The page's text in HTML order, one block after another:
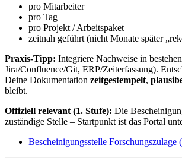
pro Mitarbeiter
pro Tag
pro Projekt / Arbeitspaket
zeitnah geführt (nicht Monate später
Praxis-Tipp: Integriere Nachweise in
Jira/Confluence/Git, ERP/Zeiterfassung).
Deine Dokumentation zeitgestempelt,
bleibt.
Offiziell relevant (1. Stufe): Die
zuständige Stelle – Startpunkt ist das Portal
Bescheinigungsstelle Forschungszulage